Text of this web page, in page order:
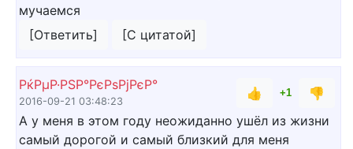
мучаемся
[Ответить]
[С цитатой]
РќРµР·РЅР°РєРѕРјРєР°
2016-09-21 03:48:23
👍 +1
👎
А у меня в этом году неожиданно ушёл из жизни
самый дорогой и самый близкий для меня